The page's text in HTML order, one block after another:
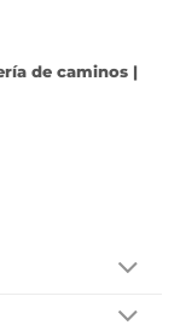
de caminos |